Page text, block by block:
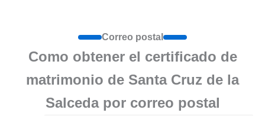
Correo postal
Como obtener el certificado de
matrimonio de Santa Cruz de la
Salceda por correo postal